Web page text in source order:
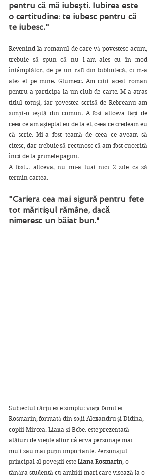
pentru că mă iubeşti. Iubirea este
o certitudine: te iubesc pentru că
te iubesc."
Revenind la romanul de care vă povestesc acum,
trebuie să spun că nu l-am ales eu în mod
întâmplător, de pe un raft din bibliotecă, ci m-a
ales el pe mine. Glumesc. Am citit acest roman
pentru a participa la un club de carte. M-a atras
titlul totuși, iar povestea scrisă de Rebreanu am
simțit-o ieșită din comun. A fost altceva față de
ceea ce am așteptat eu de la el, ceea ce credeam eu
că scrie. Mi-a fost teamă de ceea ce aveam să
citesc, dar trebuie să recunosc că am fost cucerită
încă de la primele pagini.
A fost... altceva, nu mi-a luat nici 2 zile ca să
termin cartea.
"Cariera cea mai sigură pentru fete
tot măritişul rămâne, dacă
nimeresc un băiat bun."
Subiectul cărții este simplu: viața familiei
Rosmarin, formată din soții Alexandru și Didina,
copiii Mircea, Liana și Bebe, este prezentată
alături de viețile altor câterva personaje mai
mult sau mai puțin importante. Personajul
principal al poveștii este Liana Rosmarin, o
tânăra studentă cu ambiții mari care visează la o